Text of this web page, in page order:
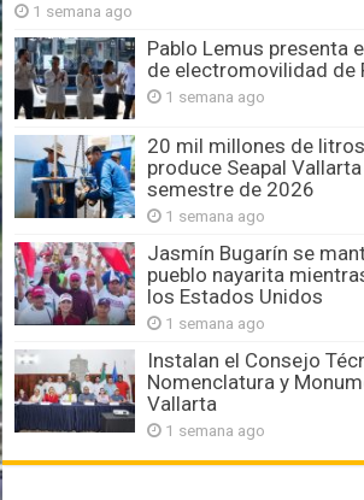
1 semana ago
Pablo Lemus presenta
de electromovilidad de
1 semana ago
20 mil millones de
produce Seapal
semestre de 2026
1 semana ago
Jasmín Bugarín se
pueblo nayarita
los Estados Unidos
1 semana ago
Instalan el Consejo
Nomenclatura y
Vallarta
1 semana ago